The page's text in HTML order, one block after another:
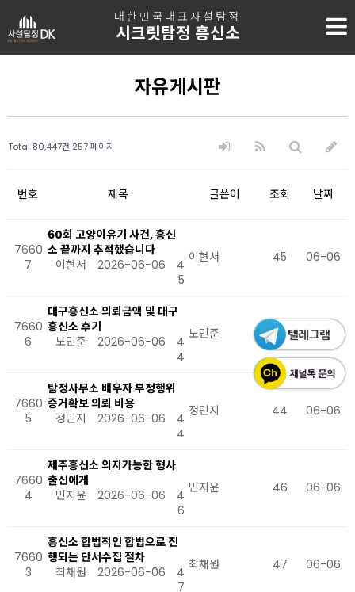
대한민국대표사설탐정
시크릿탐정 흥신소
자유게시판
Total 80,447건 257 페이지
번호 제목 글쓴이 조회 날짜
7660
7
60회 고양이유기 사건, 흥신
소 끝까지 추적했습니다
이현서
2026-06-06
4
5
이현서 45 06-06
7660
6
대구흥신소 의뢰금액 및 대구
흥신소 후기
노민준
2026-06-06
4
4
노민준 44 06-06
7660
5
탐정사무소 배우자 부정행위
증거확보 의뢰 비용
정민지
2026-06-06
4
4
정민지 44 06-06
7660
4
제주흥신소 의지가능한 형사
출신에게
민지윤
2026-06-06
4
6
민지윤 46 06-06
7660
3
흥신소 합법적인 합법으로 진
행되는 단서수집 절차
최채원
2026-06-06
4
7
최채원 47 06-06